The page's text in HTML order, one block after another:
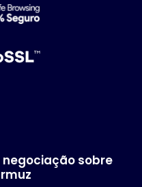
sobre